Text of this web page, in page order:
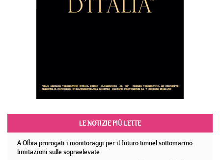
LE NOTIZIE PIÙ LETTE
A Olbia prorogati i monitoraggi per il futuro tunnel sottomarino:
limitazioni sulle sopraelevate